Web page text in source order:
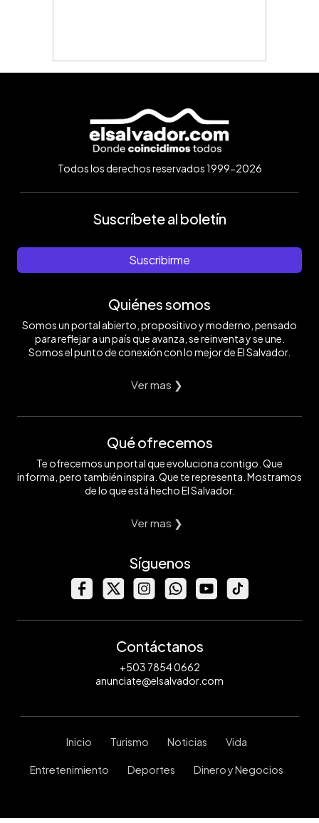
Todos los derechos reservados 1999-2026
Suscríbete al boletín
Suscribirme
Quiénes somos
Somos un portal abierto, propositivo y moderno, pensado
para reflejar a un país que avanza, se reinventa y se une.
Somos el punto de conexión con lo mejor de El Salvador.
Ver mas ❯
Qué ofrecemos
Te ofrecemos un portal que evoluciona contigo. Que
informa, pero también inspira. Que te representa. Mostramos
de lo que está hecho El Salvador.
Ver mas ❯
Síguenos
Contáctanos
+503 7854 0662
anunciate@elsalvador.com
Inicio Turismo Noticias Vida
Entretenimiento Deportes Dinero y Negocios